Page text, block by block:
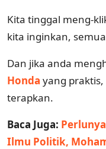
Kita tinggal meng-
kita inginkan,
Dan jika anda
Honda yang
terapkan.
Baca Juga:
Ilmu Politik,